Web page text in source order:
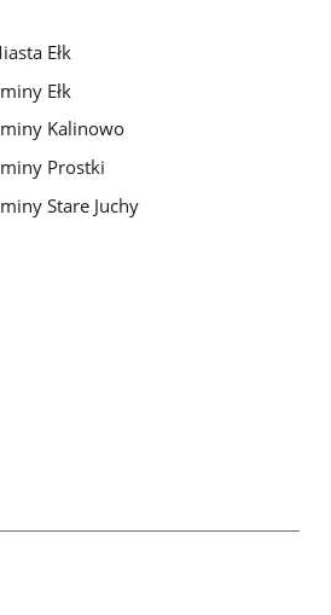
Ełk
Ełk
Kalinowo
Prostki
Stare Juchy